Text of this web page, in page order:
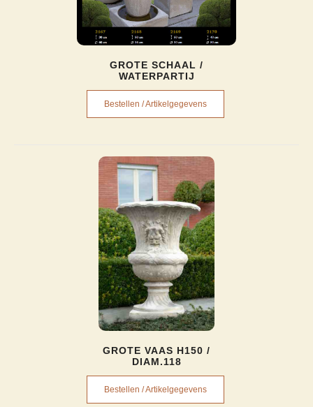
GROTE SCHAAL /
WATERPARTIJ
Bestellen / Artikelgegevens
GROTE VAAS H150 /
DIAM.118
Bestellen / Artikelgegevens